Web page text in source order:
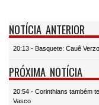
NOTÍCIA ANTERIOR
20:13 - Basquete: Cauê
PRÓXIMA NOTÍCIA
20:54 - Corinthians também
Vasco